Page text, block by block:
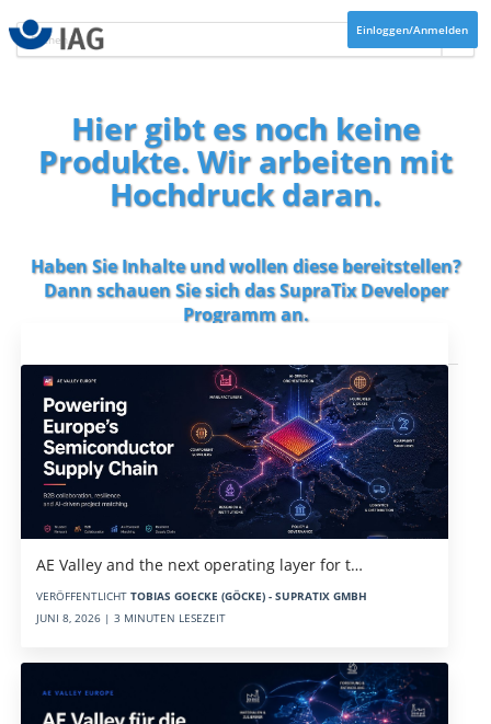
Einloggen/Anmelden
Hier gibt es noch keine
Produkte. Wir arbeiten mit
Hochdruck daran.
Haben Sie Inhalte und wollen diese bereitstellen?
Dann schauen Sie sich dasSupraTix Developer
Programman.
AE Valley and the next operating layer for t…
VERÖFFENTLICHT TOBIAS GOECKE (GÖCKE) - SUPRATIX GMBH
JUNI 8, 2026 | 3 MINUTEN LESEZEIT